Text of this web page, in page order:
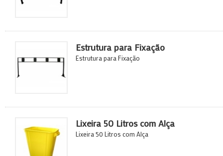
Estrutura para Fixação
Estrutura para Fixação
Lixeira 50 Litros com Alça
Lixeira 50 Litros com Alça